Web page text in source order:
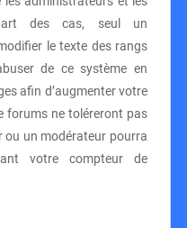
des cas, seul un
le texte des rangs
de ce système en
afin d’augmenter votre
forums ne toléreront pas
ou un modérateur pourra
votre compteur de